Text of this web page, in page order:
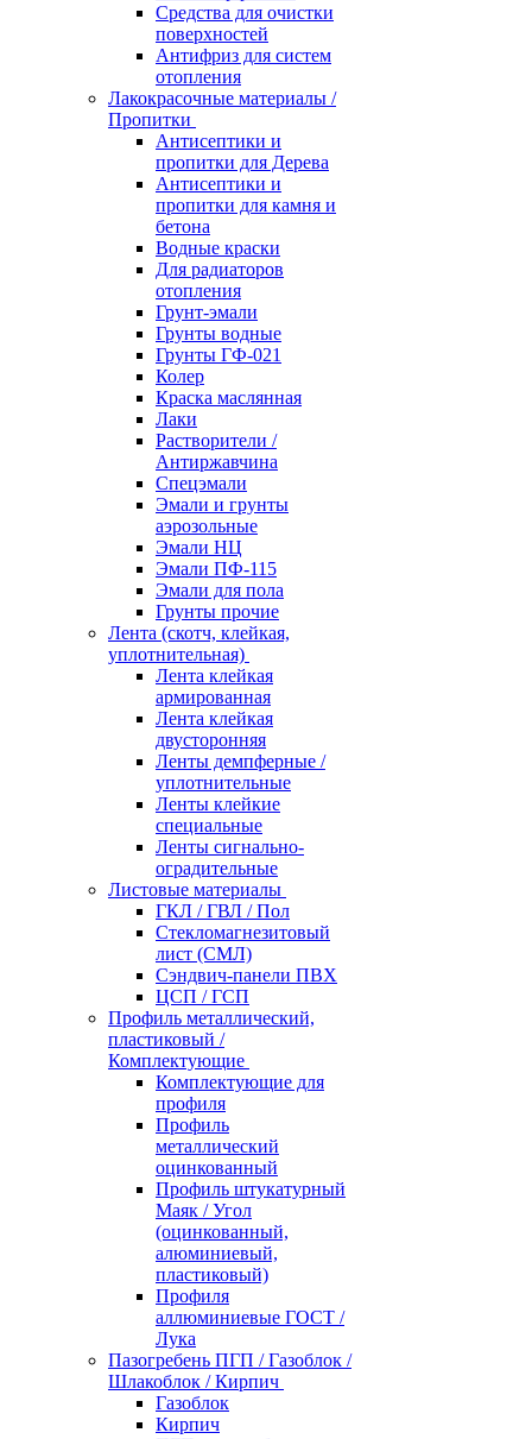
Средства для очистки
поверхностей
Антифриз для систем
отопления
Лакокрасочные материалы /
Пропитки
Антисептики и
пропитки для Дерева
Антисептики и
пропитки для камня и
бетона
Водные краски
Для радиаторов
отопления
Грунт-эмали
Грунты водные
Грунты ГФ-021
Колер
Краска маслянная
Лаки
Растворители /
Антиржавчина
Спецэмали
Эмали и грунты
аэрозольные
Эмали НЦ
Эмали ПФ-115
Эмали для пола
Грунты прочие
Лента (скотч, клейкая,
уплотнительная)
Лента клейкая
армированная
Лента клейкая
двусторонняя
Ленты демпферные /
уплотнительные
Ленты клейкие
специальные
Ленты сигнально-
оградительные
Листовые материалы
ГКЛ / ГВЛ / Пол
Стекломагнезитовый
лист (СМЛ)
Сэндвич-панели ПВХ
ЦСП / ГСП
Профиль металлический,
пластиковый /
Комплектующие
Комплектующие для
профиля
Профиль
металлический
оцинкованный
Профиль штукатурный
Маяк / Угол
(оцинкованный,
алюминиевый,
пластиковый)
Профиля
аллюминиевые ГОСТ /
Лука
Пазогребень ПГП / Газоблок /
Шлакоблок / Кирпич
Газоблок
Кирпич